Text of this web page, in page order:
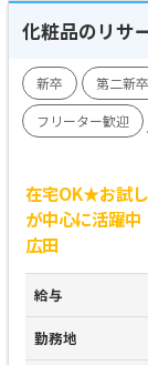
化粧品のリサ
新卒 第二新
フリーター歓迎
在宅OK★お試
が中心に活躍
広田
給与
勤務地